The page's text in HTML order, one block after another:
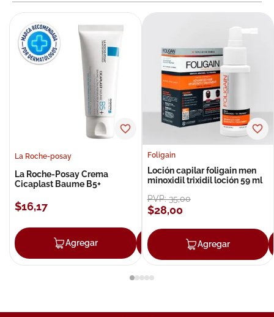
La Roche-posay
La Roche-Posay Crema
Cicaplast Baume B5+
$16,17
Agregar Agregar
Foligain
Loción capilar foligain men
minoxidil trixidil loción 59 ml
PVP:35,00
$28,00
Agregar
10.pañales